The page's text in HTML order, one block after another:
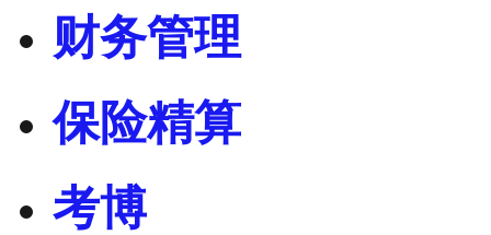
财务管理
保险精算
考博